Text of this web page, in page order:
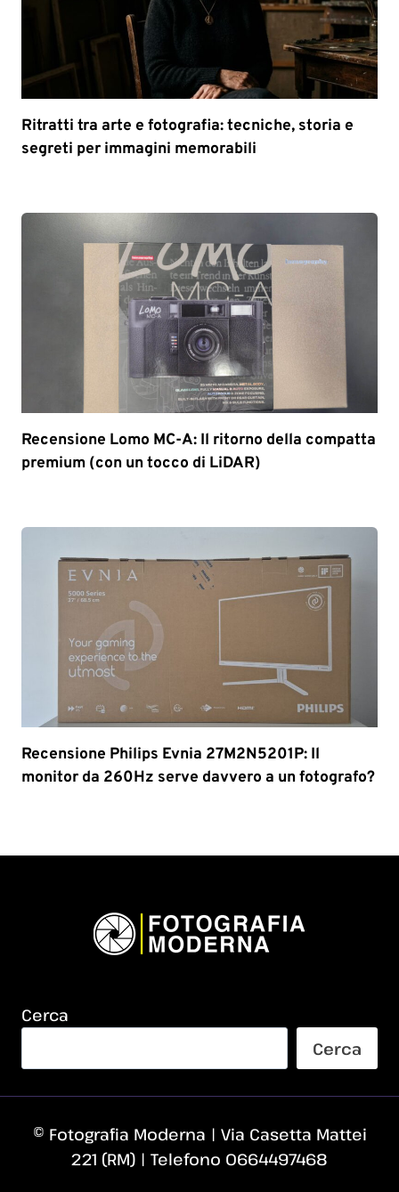
Ritratti tra arte e fotografia: tecniche, storia e
segreti per immagini memorabili
Recensione Lomo MC-A: Il ritorno della compatta
premium (con un tocco di LiDAR)
Recensione Philips Evnia 27M2N5201P: Il
monitor da 260Hz serve davvero a un fotografo?
Cerca
Cerca
© Fotografia Moderna | Via Casetta Mattei
221 (RM) | Telefono 0664497468